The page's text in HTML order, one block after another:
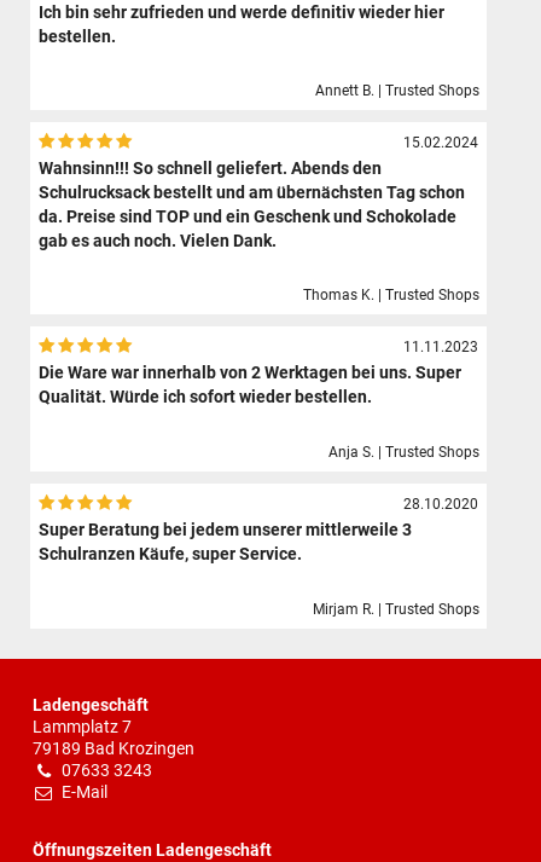
Ich bin sehr zufrieden und werde definitiv wieder hier
bestellen.
Annett B. | Trusted Shops
15.02.2024
Wahnsinn!!! So schnell geliefert. Abends den
Schulrucksack bestellt und am übernächsten Tag schon
da. Preise sind TOP und ein Geschenk und Schokolade
gab es auch noch. Vielen Dank.
Thomas K. | Trusted Shops
11.11.2023
Die Ware war innerhalb von 2 Werktagen bei uns. Super
Qualität. Würde ich sofort wieder bestellen.
Anja S. | Trusted Shops
28.10.2020
Super Beratung bei jedem unserer mittlerweile 3
Schulranzen Käufe, super Service.
Mirjam R. | Trusted Shops
Ladengeschäft
Lammplatz 7
79189 Bad Krozingen
07633 3243
E-Mail
Öffnungszeiten Ladengeschäft